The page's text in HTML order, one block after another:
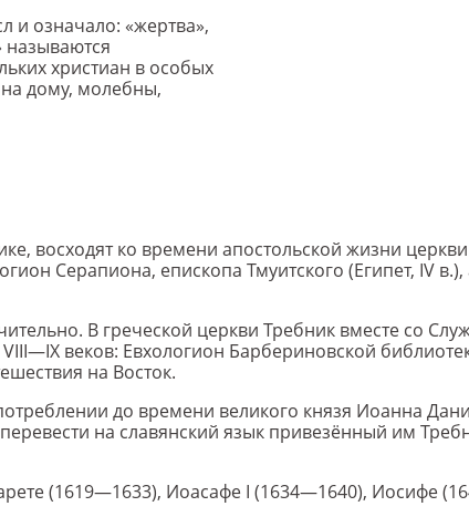
и означало: «жертва»,
называются
христиан в особых
на дому, молебны,
восходят ко времени апостольской жизни
Серапиона, епископа Тмуитского (Египет, IV в.),
В греческой церкви Требник вместе со
веков: Евхологион Барбериновской
на Восток.
до времени великого князя Иоанна
на славянский язык привезённый им
(1619—1633), Иоасафе I (1634—1640), Иосифе